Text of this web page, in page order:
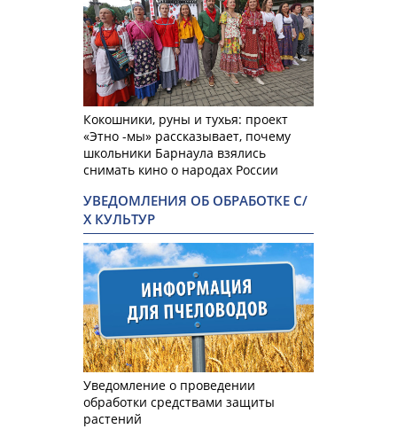
Кокошники, руны и тухья: проект
«Этно -мы» рассказывает, почему
школьники Барнаула взялись
снимать кино о народах России
УВЕДОМЛЕНИЯ ОБ ОБРАБОТКЕ С/
Х КУЛЬТУР
Уведомление о проведении
обработки средствами защиты
растений